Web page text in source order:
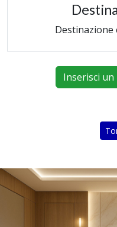
Destinazione
Inserisci un